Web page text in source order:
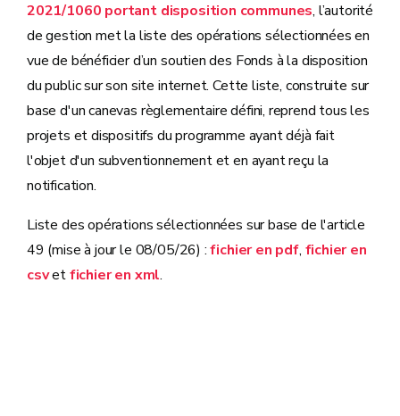
2021/1060 portant disposition communes, l’autorité
de gestion met la liste des opérations sélectionnées en
vue de bénéficier d’un soutien des Fonds à la disposition
du public sur son site internet. Cette liste, construite sur
base d'un canevas règlementaire défini, reprend tous les
projets et dispositifs du programme ayant déjà fait
l'objet d'un subventionnement et en ayant reçu la
notification.
Liste des opérations sélectionnées sur base de l'article
49 (mise à jour le 08/05/26) :fichier en pdf, fichier en
csvetfichier en xml.